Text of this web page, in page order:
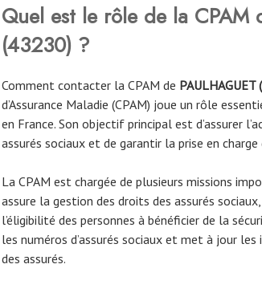
Quel est le rôle de la CPAM
(43230) ?
Comment contacter la CPAM de
d’Assurance Maladie (CPAM) joue un rôle
en France. Son objectif principal est d’assurer
assurés sociaux et de garantir la prise en
La CPAM est chargée de plusieurs missions
assure la gestion des droits des assurés sociaux,
l’éligibilité des personnes à bénéficier de la
les numéros d’assurés sociaux et met à jour
des assurés.